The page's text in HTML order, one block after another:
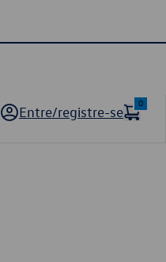
Entre/registre-se
0